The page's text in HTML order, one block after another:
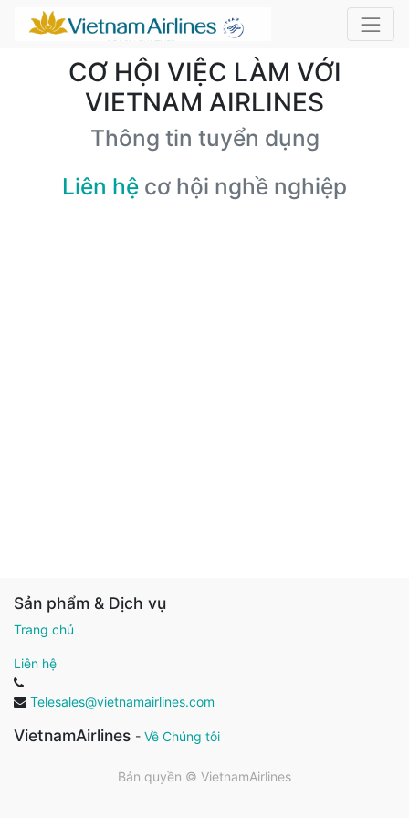
CƠ HỘI VIỆC LÀM VỚI
VIETNAM AIRLINES
Thông tin tuyển dụng
Liên hệ cơ hội nghề nghiệp
Sản phẩm & Dịch vụ
Trang chủ
Liên hệ
Telesales@vietnamairlines.com
VietnamAirlines - Về Chúng tôi
Bản quyền © VietnamAirlines